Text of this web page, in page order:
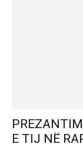
E TIJ NË